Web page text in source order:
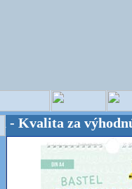
za výhodnú cenu!